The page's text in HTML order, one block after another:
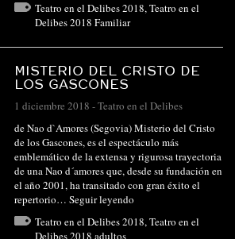
Teatro en el Delibes 2018,Teatro en el
Delibes 2018 Familiar
MISTERIO DEL CRISTO DE
LOS GASCONES
1 diciembre 2018 -Teatro en el Delibes
de Nao d`Amores (Segovia) Misterio del Cristo
de los Gascones, es el espectáculo más
emblemático de la extensa y rigurosa trayectoria
de una Nao d´amores que, desde su fundación en
el año 2001, ha transitado con gran éxito el
repertorio… Seguir leyendo
Teatro en el Delibes 2018, Teatro en el
Delibes 2018 adultos